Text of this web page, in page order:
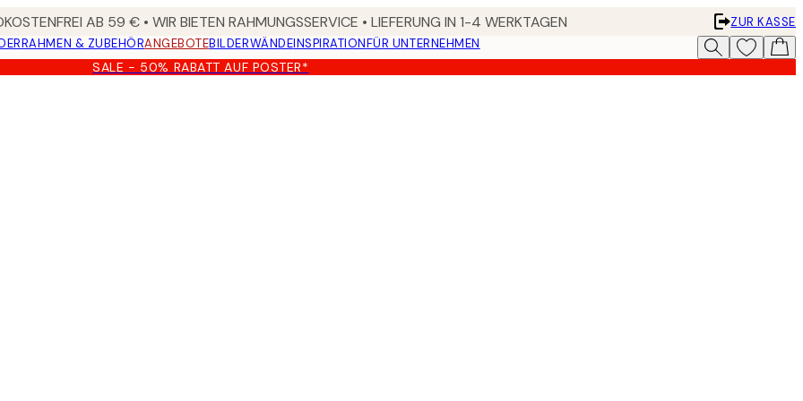
AB 59 € • WIR BIETEN RAHMUNGSSERVICE • LIEFERUNG IN 1-4 WERKTAGEN
ZUR KASSE
RAHMEN & ZUBEHÖRANGEBOTEBILDERWÄNDEINSPIRATIONFÜR UNTERNEHMEN
SALE - 50% RABATT AUF POSTER*